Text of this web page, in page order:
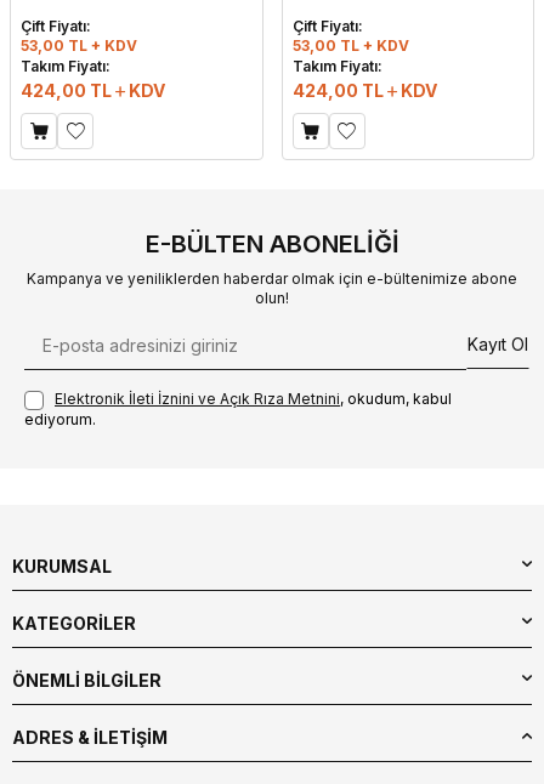
Çift Fiyatı:
53,00 TL + KDV
Takım Fiyatı:
424,00 TL KDV
Çift Fiyatı:
53,00 TL + KDV
Takım Fiyatı:
424,00 TL KDV
E-BÜLTEN ABONELIĞI
Kampanya ve yeniliklerden haberdar olmak için e-bültenimize abone
olun!
Kayıt Ol
Elektronik İleti İzni‌ni ve Açık Rıza Metni‌ni, okudum, kabul
ediyorum.
KURUMSAL
KATEGORİLER
ÖNEMLİ BİLGİLER
ADRES & İLETIŞIM